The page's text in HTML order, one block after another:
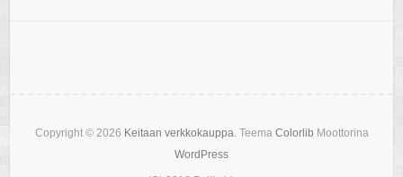
Copyright © 2026 Keitaan verkkokauppa. Teema Colorlib Moottorina
WordPress